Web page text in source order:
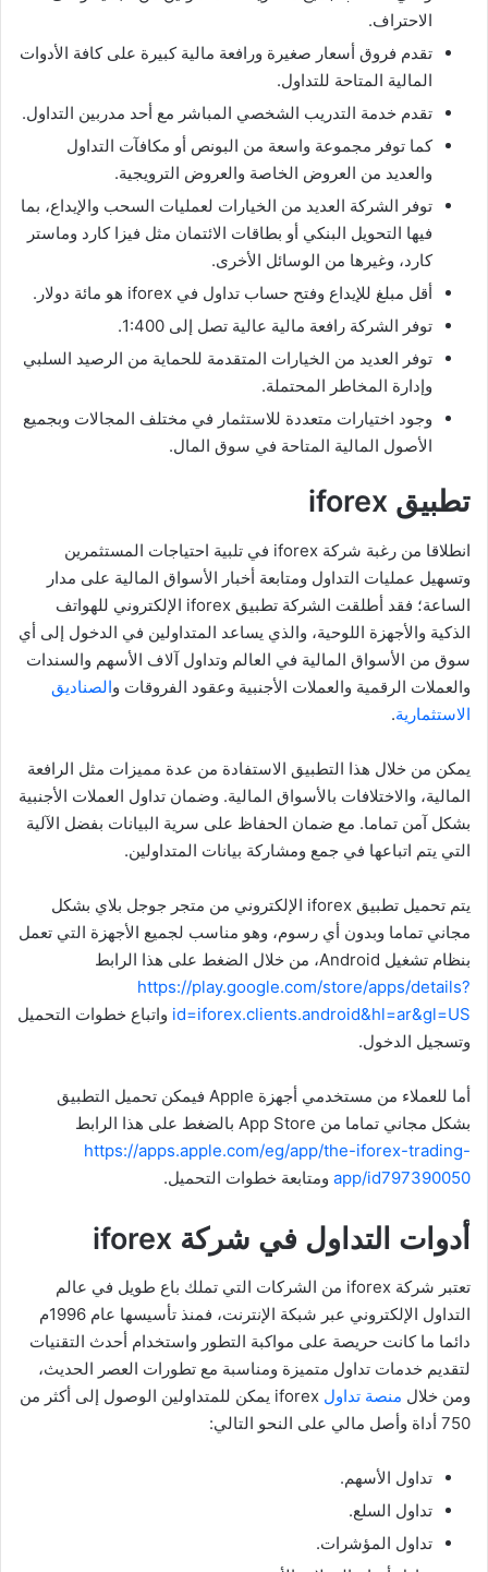
الاحتراف.
تقدم فروق أسعار صغيرة ورافعة مالية كبيرة على كافة الأدوات
المالية المتاحة للتداول.
تقدم خدمة التدريب الشخصي المباشر مع أحد مدربين التداول.
كما توفر مجموعة واسعة من البونص أو مكافآت التداول
والعديد من العروض الخاصة والعروض الترويجية.
توفر الشركة العديد من الخيارات لعمليات السحب والإيداع، بما
فيها التحويل البنكي أو بطاقات الائتمان مثل فيزا كارد وماستر
كارد، وغيرها من الوسائل الأخرى.
أقل مبلغ للإيداع وفتح حساب تداول في iforex هو مائة دولار.
توفر الشركة رافعة مالية عالية تصل إلى 1:400.
توفر العديد من الخيارات المتقدمة للحماية من الرصيد السلبي
وإدارة المخاطر المحتملة.
وجود اختيارات متعددة للاستثمار في مختلف المجالات وبجميع
الأصول المالية المتاحة في سوق المال.
تطبيق iforex
انطلاقا من رغبة شركة iforex في تلبية احتياجات المستثمرين
وتسهيل عمليات التداول ومتابعة أخبار الأسواق المالية على مدار
الساعة؛ فقد أطلقت الشركة تطبيق iforex الإلكتروني للهواتف
الذكية والأجهزة اللوحية، والذي يساعد المتداولين في الدخول إلى أي
سوق من الأسواق المالية في العالم وتداول آلاف الأسهم والسندات
والعملات الرقمية والعملات الأجنبية وعقود الفروقات والصناديق
الاستثمارية.
يمكن من خلال هذا التطبيق الاستفادة من عدة مميزات مثل الرافعة
المالية، والاختلافات بالأسواق المالية. وضمان تداول العملات الأجنبية
بشكل آمن تماما. مع ضمان الحفاظ على سرية البيانات بفضل الآلية
التي يتم اتباعها في جمع ومشاركة بيانات المتداولين.
يتم تحميل تطبيق iforex الإلكتروني من متجر جوجل بلاي بشكل
مجاني تماما وبدون أي رسوم، وهو مناسب لجميع الأجهزة التي تعمل
بنظام تشغيل Android، من خلال الضغط على هذا الرابط
https://play.google.com/store/apps/details?
id=iforex.clients.android&hl=ar&gl=US واتباع خطوات التحميل
وتسجيل الدخول.
أما للعملاء من مستخدمي أجهزة Apple فيمكن تحميل التطبيق
بشكل مجاني تماما من App Store بالضغط على هذا الرابط
https://apps.apple.com/eg/app/the-iforex-trading-
app/id797390050 ومتابعة خطوات التحميل.
أدوات التداول في شركة iforex
تعتبر شركة iforex من الشركات التي تملك باع طويل في عالم
التداول الإلكتروني عبر شبكة الإنترنت، فمنذ تأسيسها عام 1996م
دائما ما كانت حريصة على مواكبة التطور واستخدام أحدث التقنيات
لتقديم خدمات تداول متميزة ومناسبة مع تطورات العصر الحديث،
ومن خلال منصة تداول
iforex يمكن للمتداولين الوصول إلى أكثر من
750 أداة وأصل مالي على النحو التالي:
تداول الأسهم.
تداول السلع.
تداول المؤشرات.